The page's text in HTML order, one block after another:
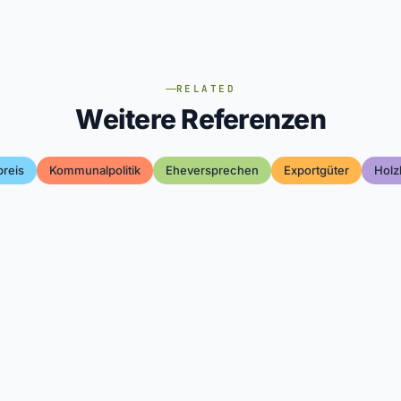
RELATED
Weitere Referenzen
Kommunalpolitik Eheversprechen Exportgüter